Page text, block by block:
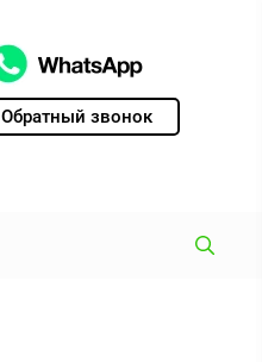
Обратный звонок